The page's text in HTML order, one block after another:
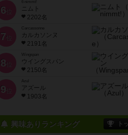
6 位
ニムト
2202名
7 位
Carcassonne
カルカソンヌ
2191名
8 位
Wingspan
ウイングスパン
2150名
9 位
Azul
アズール
1903名
興味ありランキング ト